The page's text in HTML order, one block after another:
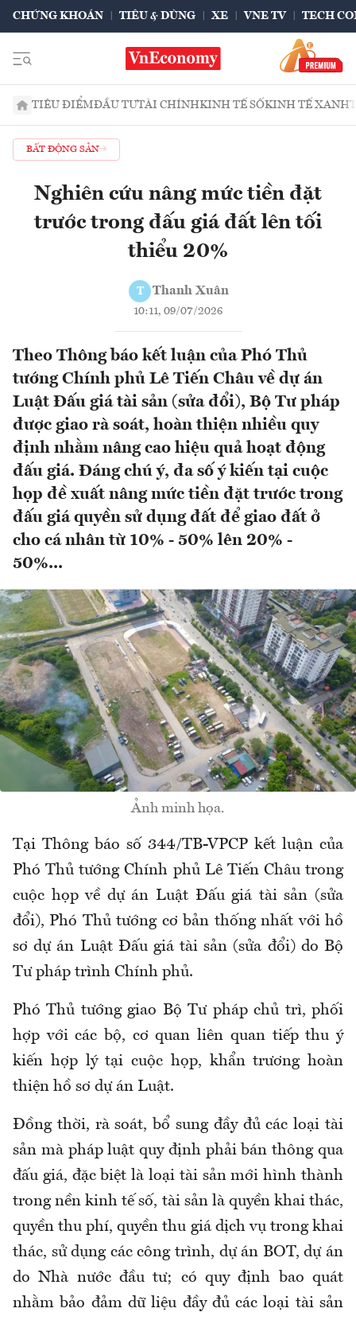
CHỨNG KHOÁN TIÊU & DÙNG XE VNE TV TECH
TIÊU ĐIỂMĐẦU TƯTÀI CHÍNHKINH TẾ SỐKINH TẾ XANH
BẤT ĐỘNG SẢN
Nghiên cứu nâng mức tiền đặt
trước trong đấu giá đất lên tối
thiểu 20%
T Thanh Xuân
10:11, 09/07/2026
Theo Thông báo kết luận của Phó Thủ
tướng Chính phủ Lê Tiến Châu về dự án
Luật Đấu giá tài sản (sửa đổi), Bộ Tư pháp
được giao rà soát, hoàn thiện nhiều quy
định nhằm nâng cao hiệu quả hoạt động
đấu giá. Đáng chú ý, đa số ý kiến tại cuộc
họp đề xuất nâng mức tiền đặt trước trong
đấu giá quyền sử dụng đất để giao đất ở
cho cá nhân từ 10% - 50% lên 20% -
50%...
Ảnh minh họa.
Tại Thông báo số 344/TB-VPCP kết luận của
Phó Thủ tướng Chính phủ Lê Tiến Châu trong
cuộc họp về dự án Luật Đấu giá tài sản (sửa
đổi), Phó Thủ tướng cơ bản thống nhất với hồ
sơ dự án Luật Đấu giá tài sản (sửa đổi) do Bộ
Tư pháp trình Chính phủ.
Phó Thủ tướng giao Bộ Tư pháp chủ trì, phối
hợp với các bộ, cơ quan liên quan tiếp thu ý
kiến hợp lý tại cuộc họp, khẩn trương hoàn
thiện hồ sơ dự án Luật.
Đồng thời, rà soát, bổ sung đầy đủ các loại tài
sản mà pháp luật quy định phải bán thông qua
đấu giá, đặc biệt là loại tài sản mới hình thành
trong nền kinh tế số, tài sản là quyền khai thác,
quyền thu phí, quyền thu giá dịch vụ trong khai
thác, sử dụng các công trình, dự án BOT, dự án
do Nhà nước đầu tư; có quy định bao quát
nhằm bảo đảm dữ liệu đầy đủ các loại tài sản